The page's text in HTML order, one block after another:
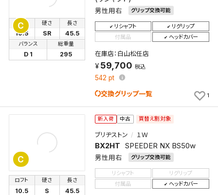
C
男性用右 グリップ交換可能
ロフト
10.5
硬さ
SR
長さ
45.5
バランス
D 1
総重量
295
リシャフト
リグリップ
付属品
ヘッドカバー
在庫店：白山松任店
59,700 税込
542 pt
交換グリップ一覧 1
C
新入荷 中古 買替え割対象
ブリヂストン １Ｗ
BX2HT SPEEDER NX BS50w
男性用右 グリップ交換可能
ロフト
10.5
硬さ
S
長さ
45.5
リシャフト
リグリップ
付属品
ヘッドカバー